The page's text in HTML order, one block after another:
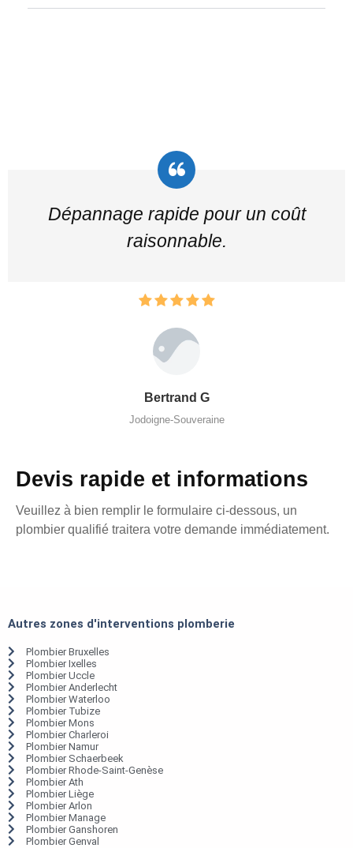
Dépannage rapide pour un coût
raisonnable.
Bertrand G
Jodoigne-Souveraine
Devis rapide et informations
Veuillez à bien remplir le formulaire ci-dessous, un
plombier qualifié traitera votre demande immédiatement.
Autres zones d'interventions plomberie
Plombier Bruxelles
Plombier Ixelles
Plombier Uccle
Plombier Anderlecht
Plombier Waterloo
Plombier Tubize
Plombier Mons
Plombier Charleroi
Plombier Namur
Plombier Schaerbeek
Plombier Rhode-Saint-Genèse
Plombier Ath
Plombier Liège
Plombier Arlon
Plombier Manage
Plombier Ganshoren
Plombier Genval